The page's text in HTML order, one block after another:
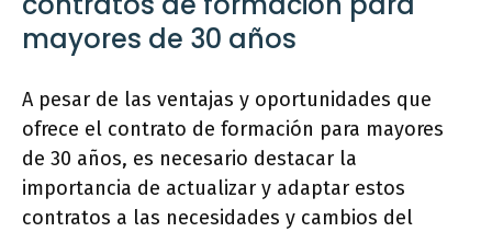
mayores de 30 años
A pesar de las ventajas y oportunidades que
ofrece el contrato de formación para mayores
de 30 años, es necesario destacar la
importancia de actualizar y adaptar estos
contratos a las necesidades y cambios del